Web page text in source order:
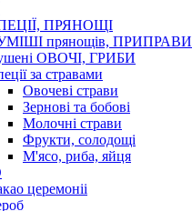
ПРЯНОЩІ
прянощів, ПРИПРАВИ
ОВОЧІ, ГРИБИ
за стравами
Овочеві страви
Зернові та бобові
Молочні страви
Фрукти, солодощі
М'ясо, риба, яйця
церемоніі